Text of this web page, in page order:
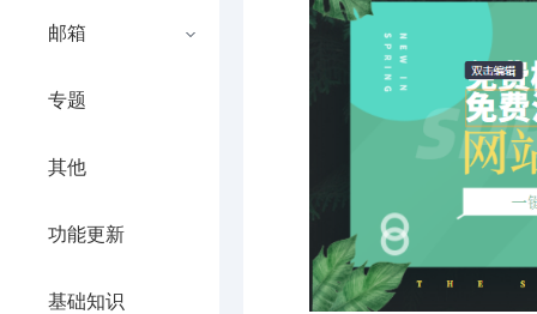
邮箱
专题
其他
功能更新
基础知识